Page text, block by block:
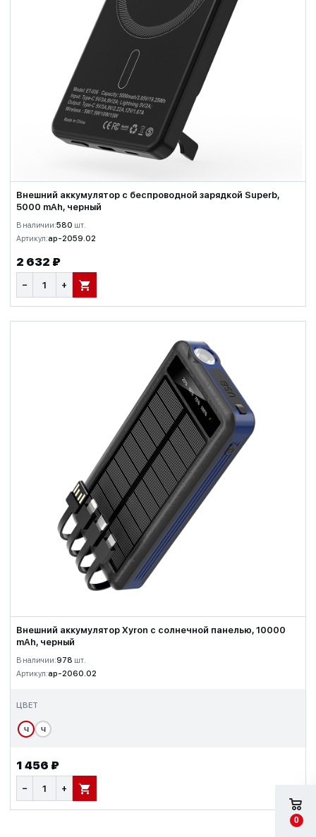
Внешний аккумулятор c беспроводной зарядкой Superb,
5000 mAh, черный
В наличии:580 шт.
Артикул:ap-2059.02
2 632 ₽
− + В КОРЗИНУ
Внешний аккумулятор Xyron с солнечной панелью, 10000
mAh, черный
В наличии:978 шт.
Артикул:ap-2060.02
ЦВЕТ
Ч Ч
1 456 ₽
− + В КОРЗИНУ
0